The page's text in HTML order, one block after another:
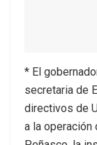
* El
secretaria de
directivos de
a la operación